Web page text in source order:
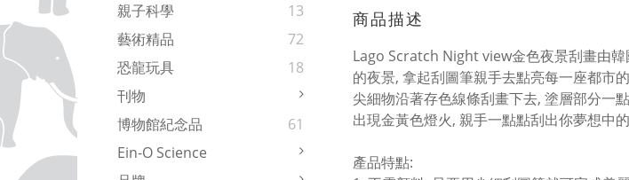
親子科學
13
藝術精品
72
恐龍玩具
18
刊物
博物館紀念品
61
Ein-O Science
商品描述
Lago Scratch Night view金色夜景刮畫由
的夜景, 拿起刮圖筆親手去點亮每一座都市
尖細物沿著存色線條刮畫下去, 塗層部分一
出現金黃色燈火, 親手一點點刮出你夢想中
產品特點: